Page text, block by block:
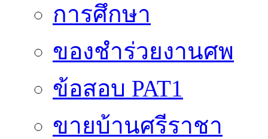
การศึกษา
ของชำร่วยงานศพ
ข้อสอบ PAT1
ขายบ้านศรีราชา